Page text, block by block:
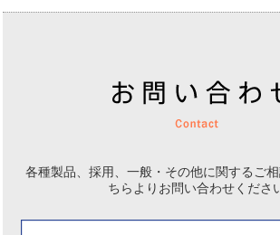
各種製品、採用、一般・その他に関するご相
ちらよりお問い合わせくださ